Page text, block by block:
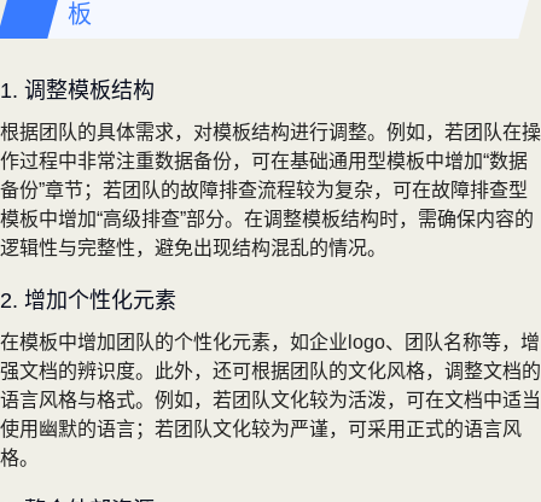
板
1. 调整模板结构
根据团队的具体需求，对模板结构进行调整。例如，若团队在操
作过程中非常注重数据备份，可在基础通用型模板中增加“数据
备份”章节；若团队的故障排查流程较为复杂，可在故障排查型
模板中增加“高级排查”部分。在调整模板结构时，需确保内容的
逻辑性与完整性，避免出现结构混乱的情况。
2. 增加个性化元素
在模板中增加团队的个性化元素，如企业logo、团队名称等，增
强文档的辨识度。此外，还可根据团队的文化风格，调整文档的
语言风格与格式。例如，若团队文化较为活泼，可在文档中适当
使用幽默的语言；若团队文化较为严谨，可采用正式的语言风
格。